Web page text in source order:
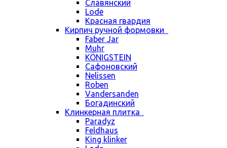
Славянский
Lode
Красная гвардия
Кирпич ручной формовки
Faber Jar
Muhr
KÖNIGSTEIN
Сафоновский
Nelissen
Roben
Vandersanden
Богадинский
Клинкерная плитка
Paradyz
Feldhaus
King klinker